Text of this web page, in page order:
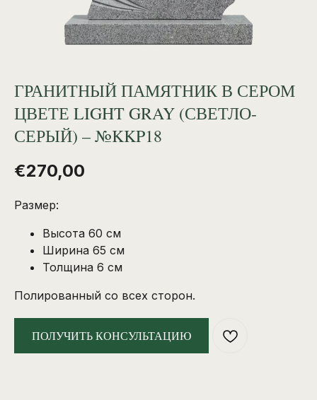
ГРАНИТНЫЙ ПАМЯТНИК В СЕРОМ
ЦВЕТЕ LIGHT GRAY (СВЕТЛО-
СЕРЫЙ) – №KKP18
€270,00
Размер:
Высота 60 см
Ширина 65 см
Толщина 6 см
Полированный со всех сторон.
ПОЛУЧИТЬ КОНСУЛЬТАЦИЮ